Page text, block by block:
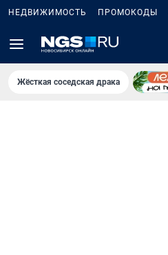
НЕДВИЖИМОСТЬ ПРОМОКОДЫ
Жёсткая соседская драка